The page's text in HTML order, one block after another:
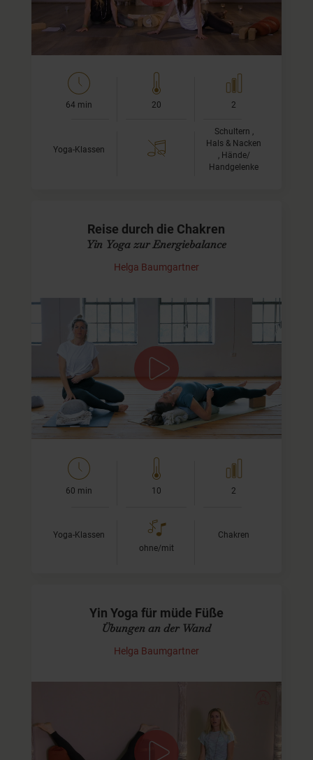
Anfang widmen…
64 min 20 2
Yoga-Klassen
Schultern ,
Hals & Nacken
, Hände/
Handgelenke
Reise durch die Chakren
Yin Yoga zur Energiebalance
Helga Baumgartner
Bewusstsein & Energie bündeln
Diese Yin Yoga Praxis lässt Dich in die Welt der Chakren
eintauchen.
Wir beginnen am Wurzelchakra (Muladhara) und
arbeiten uns nach oben durch die Energiezentren des…
60 min 10 2
Yoga-Klassen
ohne/mit
Chakren
Yin Yoga für müde Füße
Übungen an der Wand
Helga Baumgartner
Yin Übungen für müde Füße
In diesem Yin Yoga Video üben wir, untertützt von einer
Wand, entspannende Übungen für unsere Füße und